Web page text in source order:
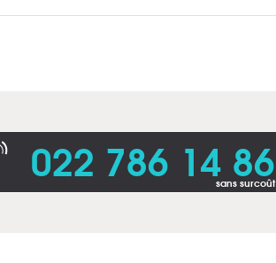
022 786 14 86
sans surcoût